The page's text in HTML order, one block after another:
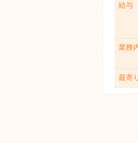
給与
業務
最寄